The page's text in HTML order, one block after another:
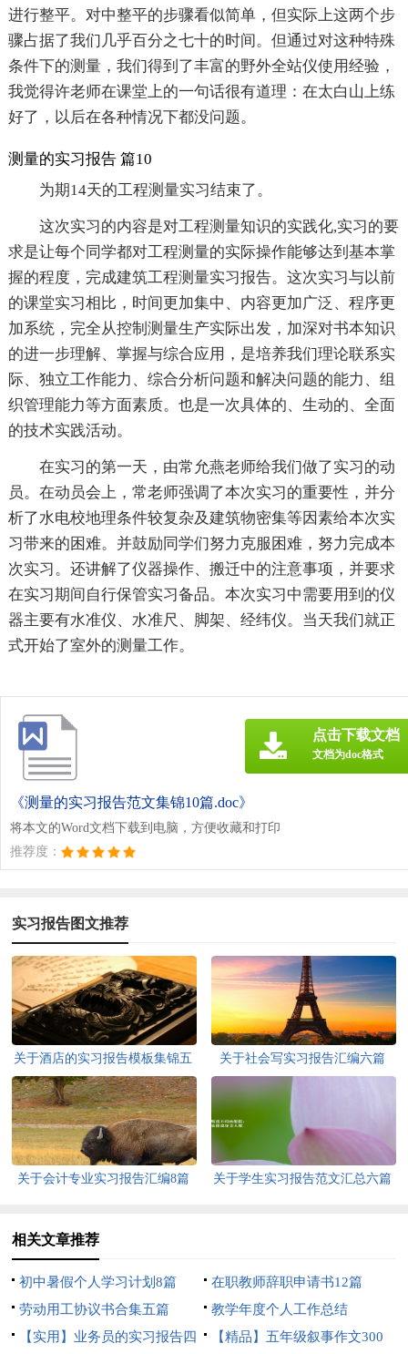
进行整平。对中整平的步骤看似简单，但实际上这两个步
骤占据了我们几乎百分之七十的时间。但通过对这种特殊
条件下的测量，我们得到了丰富的野外全站仪使用经验，
我觉得许老师在课堂上的一句话很有道理：在太白山上练
好了，以后在各种情况下都没问题。
测量的实习报告 篇10
为期14天的工程测量实习结束了。
这次实习的内容是对工程测量知识的实践化,实习的要
求是让每个同学都对工程测量的实际操作能够达到基本掌
握的程度，完成建筑工程测量实习报告。这次实习与以前
的课堂实习相比，时间更加集中、内容更加广泛、程序更
加系统，完全从控制测量生产实际出发，加深对书本知识
的进一步理解、掌握与综合应用，是培养我们理论联系实
际、独立工作能力、综合分析问题和解决问题的能力、组
织管理能力等方面素质。也是一次具体的、生动的、全面
的技术实践活动。
在实习的第一天，由常允燕老师给我们做了实习的动
员。在动员会上，常老师强调了本次实习的重要性，并分
析了水电校地理条件较复杂及建筑物密集等因素给本次实
习带来的困难。并鼓励同学们努力克服困难，努力完成本
次实习。还讲解了仪器操作、搬迁中的注意事项，并要求
在实习期间自行保管实习备品。本次实习中需要用到的仪
器主要有水准仪、水准尺、脚架、经纬仪。当天我们就正
式开始了室外的测量工作。
《测量的实习报告范文集锦10篇.doc》
将本文的Word文档下载到电脑，方便收藏和打印
推荐度：
点击下载文档
文档为doc格式
实习报告图文推荐
关于酒店的实习报告模板集锦五
篇
关于社会写实习报告汇编六篇
关于会计专业实习报告汇编8篇 关于学生实习报告范文汇总六篇
相关文章推荐
初中暑假个人学习计划8篇
在职教师辞职申请书12篇
劳动用工协议书合集五篇
教学年度个人工作总结
【实用】业务员的实习报告四
【精品】五年级叙事作文300